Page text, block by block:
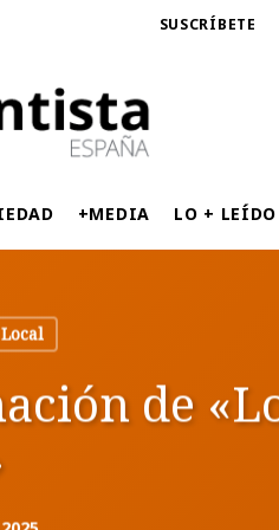
SUSCRÍBETE
+MEDIA LO + LEÍDO
Local
de